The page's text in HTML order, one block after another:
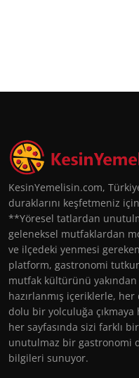
KesinYemelisin.com,
duraklarını keşfetmeniz
**Yöresel tatlardan
geleneksel mutfaklardan
ve ilçedeki yenmesi
platform, gastronomi
mutfak kültürünü
hazırlanmış içeriklerle,
dolu bir yolculuğa çıkmaya
her sayfasında sizi farklı
unutulmaz bir gastronomi
bilgileri sunuyor.